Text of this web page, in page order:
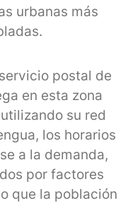
urbanas más
postal de
en esta zona
su red
los horarios
a la demanda,
por factores
que la población